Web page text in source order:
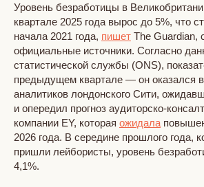
Уровень безработицы в
квартале 2025 года вырос до 5%, что
начала 2021 года, пишет The Guardian,
официальные источники. Согласно
статистической службы (ONS),
предыдущем квартале — он оказался
аналитиков лондонского Сити,
и опередил прогноз аудиторско-
компании EY, которая ожидала
2026 года. В середине прошлого года,
пришли лейбористы, уровень
4,1%.